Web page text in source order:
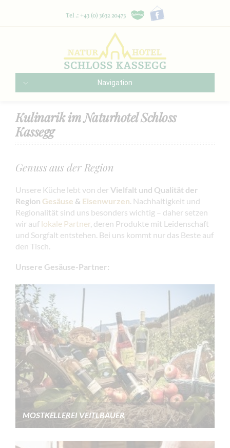
Tel .: +43 (0) 3632 20473
Navigation
Kulinarik im Naturhotel Schloss
Kassegg
Genuss aus der Region
Unsere Küche lebt von derVielfalt und Qualität der
Region Gesäuse & Eisenwurzen. Nachhaltigkeit und
Regionalität sind uns besonders wichtig – daher setzen
wir auf lokale Partner, deren Produkte mit Leidenschaft
und Sorgfalt entstehen. Bei uns kommt nur das Beste auf
den Tisch.
Unsere Gesäuse-Partner:
MOSTKELLEREI VEITLBAUER